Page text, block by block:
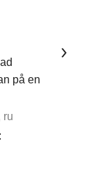
på en
ru